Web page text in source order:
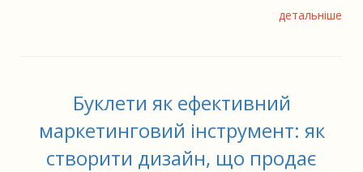
детальніше
Буклети як ефективний
маркетинговий інструмент: як
створити дизайн, що продає